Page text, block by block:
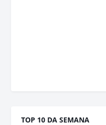
TOP 10 DA SEMANA